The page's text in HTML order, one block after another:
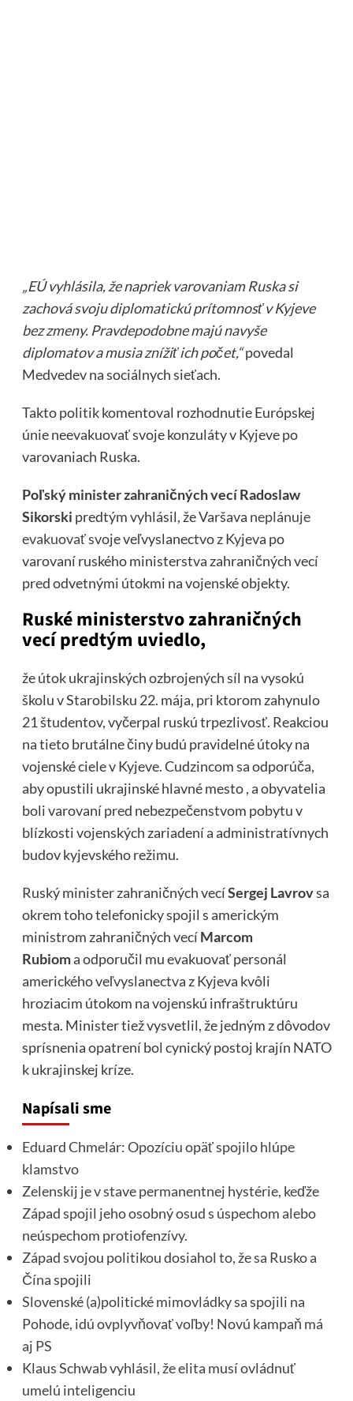
„EÚ vyhlásila, že napriek varovaniam Ruska si
zachová svoju diplomatickú prítomnosť v Kyjeve
bez zmeny. Pravdepodobne majú navyše
diplomatov a musia znížiť ich počet,“povedal
Medvedev na sociálnych sieťach.
Takto politik komentoval rozhodnutie Európskej
únie neevakuovať svoje konzuláty v Kyjeve po
varovaniach Ruska.
Poľský minister zahraničných vecí Radoslaw
Sikorski predtým vyhlásil, že Varšava neplánuje
evakuovaťsvoje veľvyslanectvo z Kyjeva po
varovaní ruského ministerstva zahraničných vecí
pred odvetnými útokmi na vojenské objekty.
Ruské ministerstvo zahraničných
vecí predtým uviedlo,
že útok ukrajinských ozbrojených síl na vysokú
školu v Starobilsku 22. mája, pri ktorom zahynulo
21 študentov, vyčerpal ruskú trpezlivosť. Reakciou
na tieto brutálne činy budú pravidelné útoky na
vojenské ciele v Kyjeve. Cudzincom sa odporúča,
aby opustili ukrajinské hlavné mesto , a obyvatelia
boli varovaní pred nebezpečenstvom pobytu v
blízkosti vojenských zariadení a administratívnych
budov kyjevského režimu.
Ruský minister zahraničných vecíSergej Lavrovsa
okrem toho telefonicky spojil s americkým
ministrom zahraničných vecíMarcom
Rubioma odporučil mu evakuovať personál
amerického veľvyslanectva z Kyjeva kvôli
hroziacim útokom na vojenskú infraštruktúru
mesta. Minister tiež vysvetlil, že jedným z dôvodov
sprísnenia opatrení bol cynický postoj krajín NATO
k ukrajinskej kríze.
Napísali sme
Eduard Chmelár: Opozíciu opäť spojilo hlúpe
klamstvo
Zelenskij je v stave permanentnej hystérie, keďže
Západ spojil jeho osobný osud s úspechom alebo
neúspechom protiofenzívy.
Západ svojou politikou dosiahol to, že sa Rusko a
Čína spojili
Slovenské (a)politické mimovládky sa spojili na
Pohode, idú ovplyvňovať voľby! Novú kampaň má
aj PS
Klaus Schwab vyhlásil, že elita musí ovládnuť
umelú inteligenciu